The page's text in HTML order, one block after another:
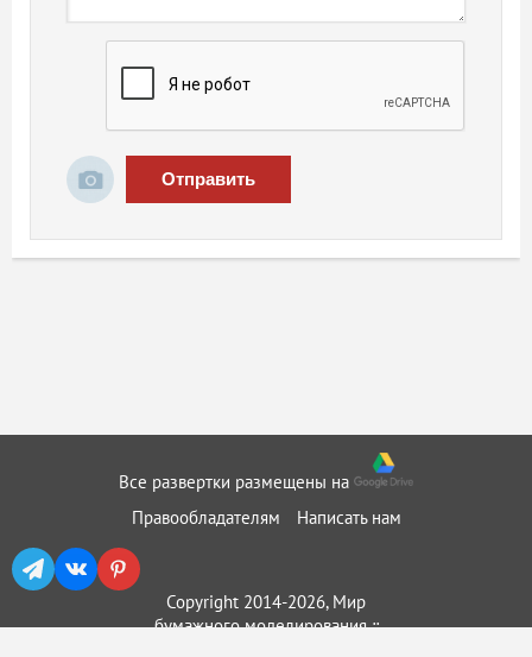
Отправить
Все развертки размещены на
Правообладателям
Написать нам
Copyright 2014-2026, Мир
бумажного моделирования ::